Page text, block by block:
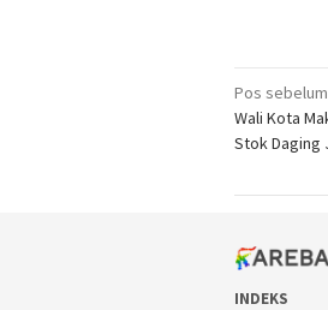
pos
Pos
Wali Kota
Stok Daging
INDEKS